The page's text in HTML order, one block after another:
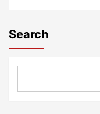
Search